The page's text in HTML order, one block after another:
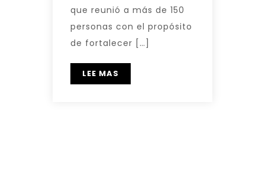
que reunió a más de 150
personas con el propósito
de fortalecer […]
LEE MAS